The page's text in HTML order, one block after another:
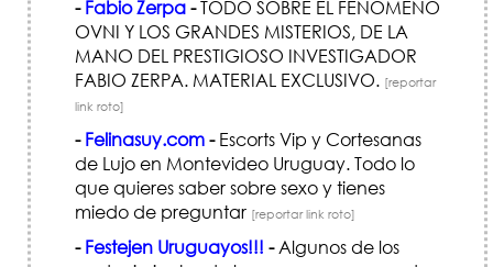
- Fabio Zerpa-TODO SOBRE EL FENOMENO
OVNI Y LOS GRANDES MISTERIOS, DE LA
MANO DEL PRESTIGIOSO INVESTIGADOR
FABIO ZERPA. MATERIAL EXCLUSIVO. [reportar
link roto]
- Felinasuy.com-Escorts Vip y Cortesanas
de Lujo en Montevideo Uruguay. Todo lo
que quieres saber sobre sexo y tienes
miedo de preguntar [reportar link roto]
- Festejen Uruguayos!!! -Algunos de los